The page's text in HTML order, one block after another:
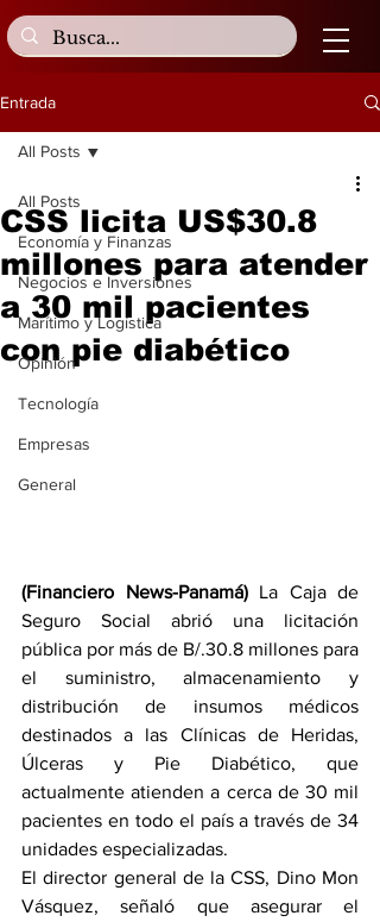
Entrada
All Posts
Economía y Finanzas
Negocios e Inversiones
Marítimo y Logística
Opinión
Tecnología
Empresas
General
All Posts
CSS licita US$30.8
millones para atender
a 30 mil pacientes
con pie diabético
(Financiero News-Panamá) La Caja de
Seguro Social abrió una licitación
pública por más de B/.30.8 millones para
el suministro, almacenamiento y
distribución de insumos médicos
destinados a las Clínicas de Heridas,
Úlceras y Pie Diabético, que
actualmente atienden a cerca de 30 mil
pacientes en todo el país a través de 34
unidades especializadas.
El director general de la CSS, Dino Mon
Vásquez, señaló que asegurar el